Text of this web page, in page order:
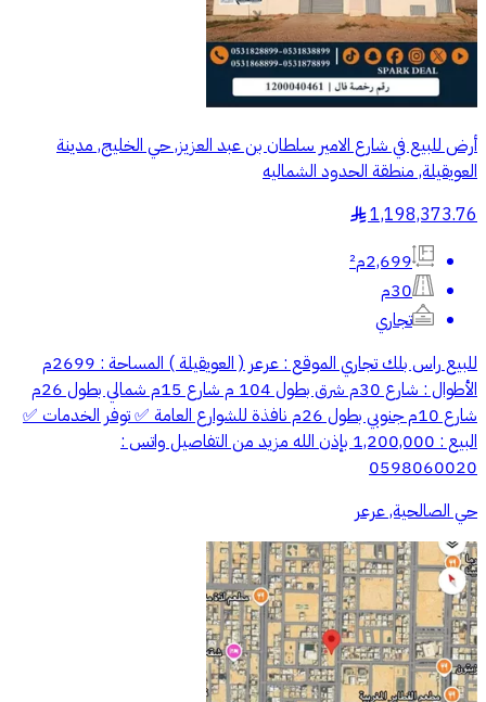
أرض للبيع في شارع الامير سلطان بن عبد العزيز, حي الخليج, مدينة
العويقيلة, منطقة الحدود الشماليه
1,198,373.76
§
2,699م²
30م
تجاري
للبيع راس بلك تجاري الموقع : عرعر ( العويقيلة ) المساحة : 2699م
الأطوال : شارع 30م شرق بطول 104 م شارع 15م شمالي بطول 26م
شارع 10م جنوبي بطول 26م نافذة للشوارع العامة ✅ توفر الخدمات ✅
البيع : 1,200,000 بإذن الله مزيد من التفاصيل واتس :
0598060020
حي الصالحية, عرعر